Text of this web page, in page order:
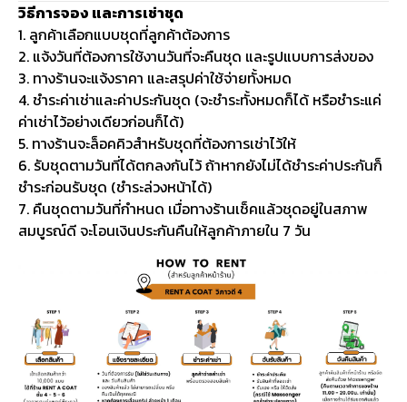
วิธีการจอง และการเช่าชุด
1. ลูกค้าเลือกแบบชุดที่ลูกค้าต้องการ
2. แจ้งวันที่ต้องการใช้งานวันที่จะคืนชุด และรูปแบบการส่งของ
3. ทางร้านจะแจ้งราคา และสรุปค่าใช้จ่ายทั้งหมด
4. ชำระค่าเช่าและค่าประกันชุด (จะชำระทั้งหมดก็ได้ หรือชำระแค่
ค่าเช่าไว้อย่างเดียวก่อนก็ได้)
5. ทางร้านจะล็อคคิวสำหรับชุดที่ต้องการเช่าไว้ให้
6. รับชุดตามวันที่ได้ตกลงกันไว้ ถ้าหากยังไม่ได้ชำระค่าประกันก็
ชำระก่อนรับชุด (ชำระล่วงหน้าได้)
7. คืนชุดตามวันที่กำหนด เมื่อทางร้านเช็คแล้วชุดอยู่ในสภาพ
สมบูรณ์ดี จะโอนเงินประกันคืนให้ลูกค้าภายใน 7 วัน